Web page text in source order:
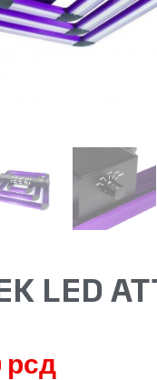
LED
рсд